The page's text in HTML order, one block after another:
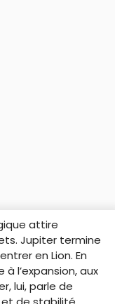
attire
Jupiter termine
en Lion. En
l’expansion, aux
lui, parle de